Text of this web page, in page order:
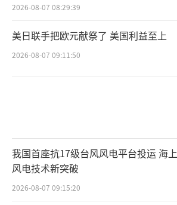
2026-08-07 08:29:39
美日联手把欧元献祭了 美国利益至上
2026-08-07 09:11:50
我国首座抗17级台风风电平台投运 海上
风电技术新突破
2026-08-07 09:15:20